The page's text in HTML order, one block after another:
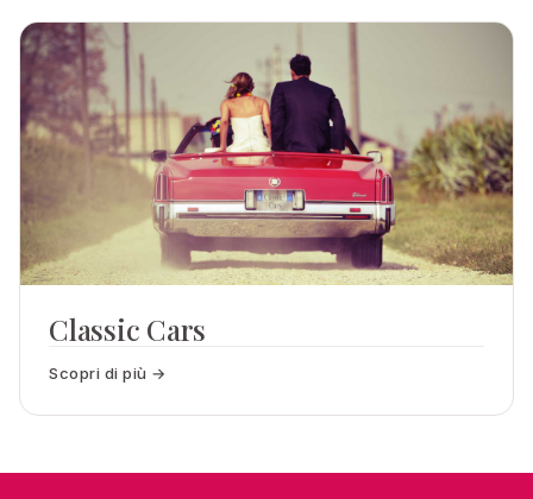
Classic Cars
Scopri di più →